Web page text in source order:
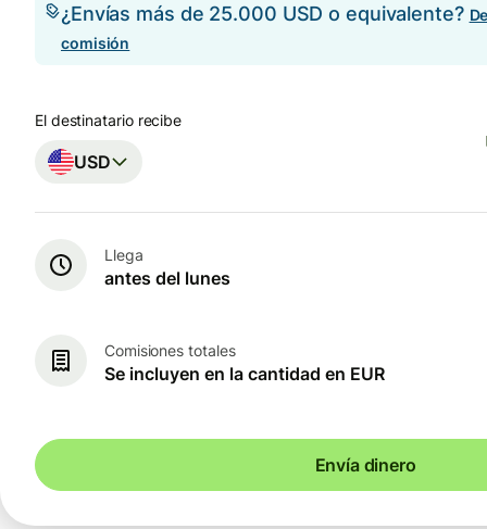
¿Envías más de 25.000 USD o equivalente?
comisión
El destinatario recibe
USD
Llega
antes del lunes
Comisiones totales
Se incluyen en la cantidad en EUR
Envía dinero